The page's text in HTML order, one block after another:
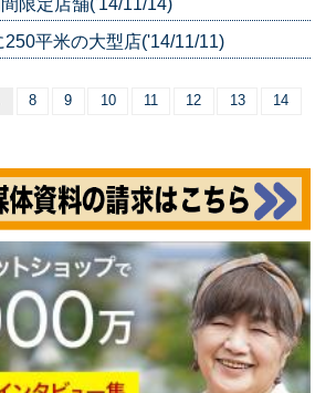
250平米の大型店('14/11/11)
8 9 10 11 12 13
14